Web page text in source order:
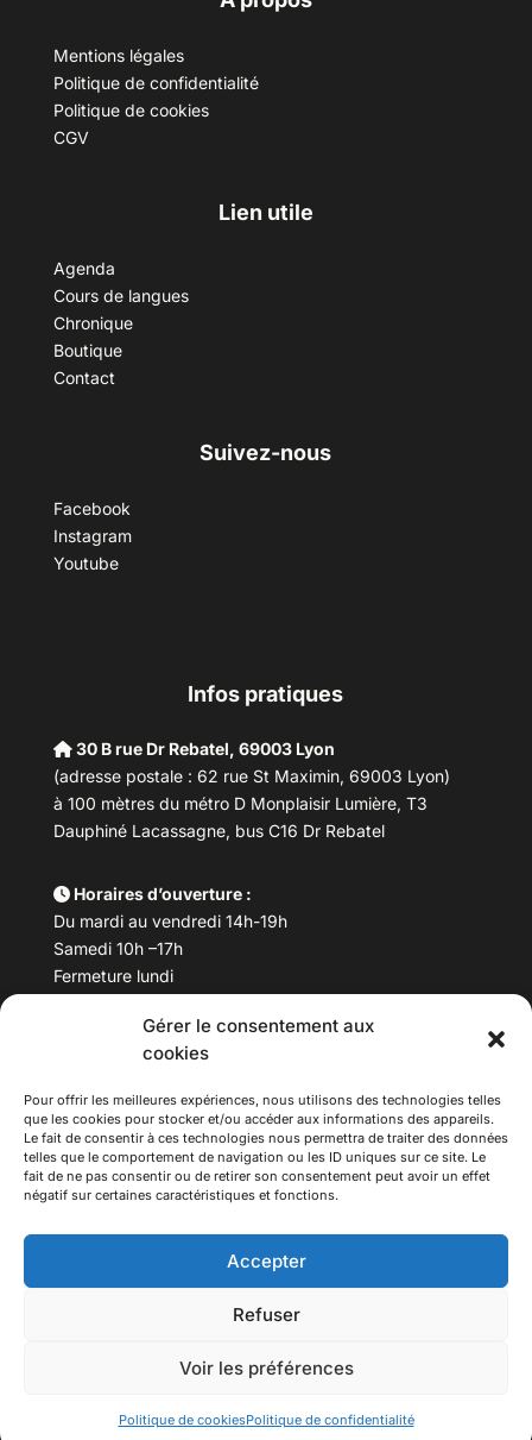
Gérer le consentement aux
cookies
Pour offrir les meilleures expériences, nous utilisons des technologies telles
que les cookies pour stocker et/ou accéder aux informations des appareils.
Le fait de consentir à ces technologies nous permettra de traiter des données
telles que le comportement de navigation ou les ID uniques sur ce site. Le
fait de ne pas consentir ou de retirer son consentement peut avoir un effet
négatif sur certaines caractéristiques et fonctions.
Accepter
Refuser
Voir les préférences
Politique de cookiesPolitique de confidentialité
Mentions légales
Politique de confidentialité
Politique de cookies
CGV
Lien utile
Agenda
Cours de langues
Chronique
Boutique
Contact
Suivez-nous
Facebook
Instagram
Youtube
Infos pratiques
30 B rue Dr Rebatel, 69003 Lyon
(adresse postale : 62 rue St Maximin, 69003 Lyon)
à 100 mètres du métro D Monplaisir Lumière, T3
Dauphiné Lacassagne, bus C16 Dr Rebatel
Horaires d’ouverture :
Du mardi au vendredi 14h-19h
Samedi 10h –17h
Fermeture lundi
Téléphone : 04 78 53 06 40
maisondesculturesasiatiques@asiexpo.com
Tous droits réservés.